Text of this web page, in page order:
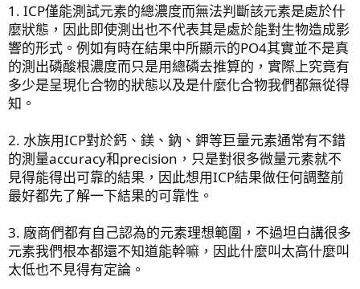
1. ICP僅能測試元素的總濃度而無法判斷該元素是處於什
麼狀態，因此即使測出也不代表其是處於能對生物造成影
響的形式。例如有時在結果中所顯示的PO4其實並不是真
的測出磷酸根濃度而只是用總磷去推算的，實際上究竟有
多少是呈現化合物的狀態以及是什麼化合物我們都無從得
知。
2. 水族用ICP對於鈣、鎂、鈉、鉀等巨量元素通常有不錯
的測量accuracy和precision，只是對很多微量元素就不
見得能得出可靠的結果，因此想用ICP結果做任何調整前
最好都先了解一下結果的可靠性。
3. 廠商們都有自己認為的元素理想範圍，不過坦白講很多
元素我們根本都還不知道能幹嘛，因此什麼叫太高什麼叫
太低也不見得有定論。